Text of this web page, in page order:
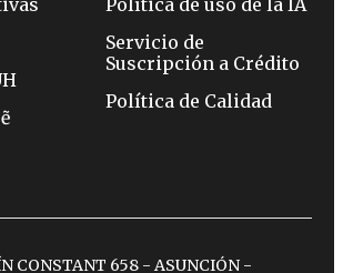
Servicio de
Suscripción a Crédito
Política de Calidad
CONSTANT 658 - ASUNCIÓN -